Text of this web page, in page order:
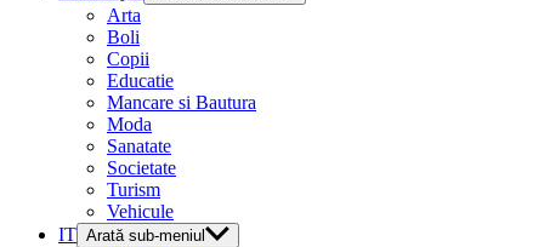
Arta
Boli
Copii
Educatie
Mancare si Bautura
Moda
Sanatate
Societate
Turism
Vehicule
IT Arată sub-meniul